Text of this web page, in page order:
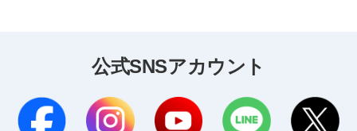
公式SNSアカウント